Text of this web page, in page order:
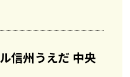
信州うえだ 中央